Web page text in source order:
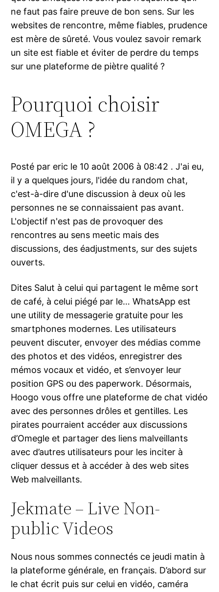
ne faut pas faire preuve de bon sens. Sur les
websites de rencontre, même fiables, prudence
est mère de sûreté. Vous voulez savoir remark
un site est fiable et éviter de perdre du temps
sur une plateforme de piètre qualité ?
Pourquoi choisir
OMEGA ?
Posté par eric le 10 août 2006 à 08:42 . J'ai eu,
il y a quelques jours, l'idée du random chat,
c'est-à-dire d'une discussion à deux où les
personnes ne se connaissaient pas avant.
L'objectif n'est pas de provoquer des
rencontres au sens meetic mais des
discussions, des éadjustments, sur des sujets
ouverts.
Dites Salut à celui qui partagent le même sort
de café, à celui piégé par le… WhatsApp est
une utility de messagerie gratuite pour les
smartphones modernes. Les utilisateurs
peuvent discuter, envoyer des médias comme
des photos et des vidéos, enregistrer des
mémos vocaux et vidéo, et s’envoyer leur
position GPS ou des paperwork. Désormais,
Hoogo vous offre une plateforme de chat vidéo
avec des personnes drôles et gentilles. Les
pirates pourraient accéder aux discussions
d’Omegle et partager des liens malveillants
avec d’autres utilisateurs pour les inciter à
cliquer dessus et à accéder à des web sites
Web malveillants.
Jekmate – Live Non-
public Videos
Nous nous sommes connectés ce jeudi matin à
la plateforme générale, en français. D’abord sur
le chat écrit puis sur celui en vidéo, caméra